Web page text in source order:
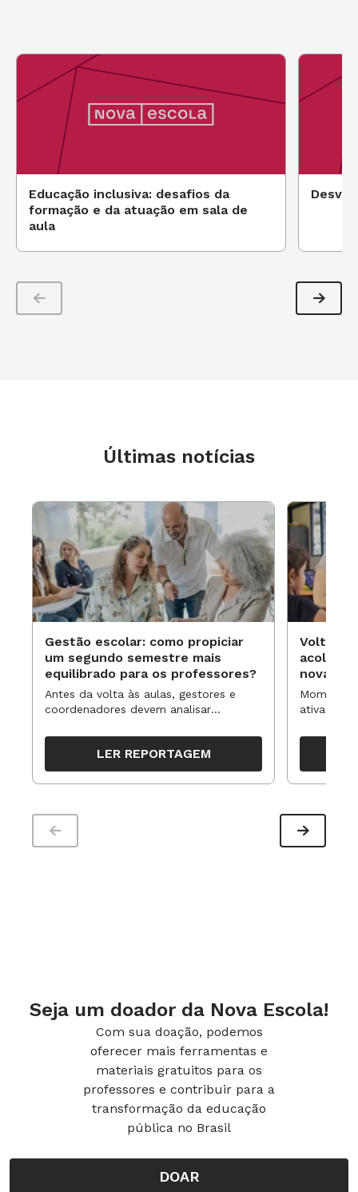
Educação inclusiva: desafios da
formação e da atuação em sala de
aula
Últimas notícias
Gestão escolar: como propiciar
um segundo semestre mais
equilibrado para os professores?
Antes da volta às aulas, gestores e
coordenadores devem analisar
organizar ações para orientar o
trabalho pedagógico ao longo do
período
LER REPORTAGEM
Volta às
novas
ativa
propostas
Seja um doador da Nova Escola!
Com sua doação, podemos
oferecer mais ferramentas e
materiais gratuitos para os
professores e contribuir para a
transformação da educação
pública no Brasil
DOAR